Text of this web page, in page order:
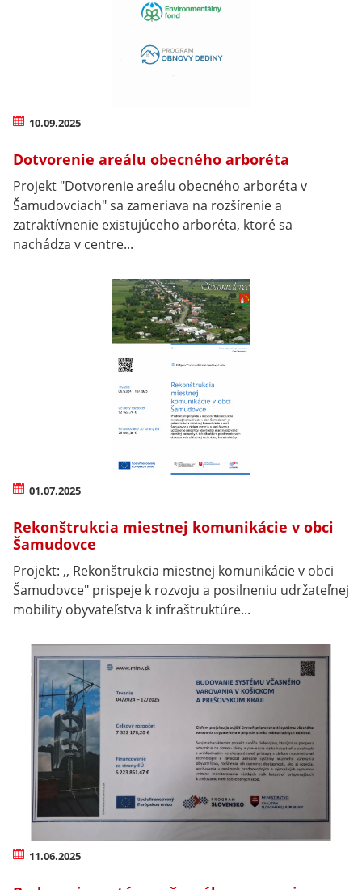
10.09.2025
Dotvorenie areálu obecného arboréta
Projekt "Dotvorenie areálu obecného arboréta v
Šamudovciach" sa zameriava na rozšírenie a
zatraktívnenie existujúceho arboréta, ktoré sa
nachádza v centre...
01.07.2025
Rekonštrukcia miestnej komunikácie v obci
Šamudovce
Projekt: ,, Rekonštrukcia miestnej komunikácie v obci
Šamudovce" prispeje k rozvoju a posilneniu udržateľnej
mobility obyvateľstva k infraštruktúre...
11.06.2025